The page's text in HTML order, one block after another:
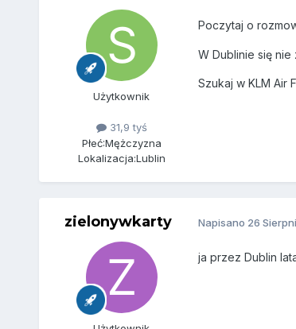
Użytkownik
31,9 tyś
Płeć:Mężczyzna
Lokalizacja:Lublin
Poczytaj o
W Dublinie się
Szukaj w KLM Air
zielonywkarty Napisano 26
ja przez Dublin